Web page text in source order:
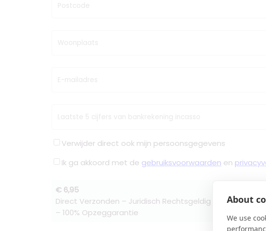
About
We use
Postcode
Woonplaats
E-mailadres
Laatste 5 cijfers van bankrekening incasso
Verwijder direct ook mijn persoonsgegevens
Ik ga akkoord met de gebruiksvoorwaarden en
€ 6,95
Direct Verzonden – Juridisch Rechtsgeldig – Bevestiging
– 100% Opzeggarantie